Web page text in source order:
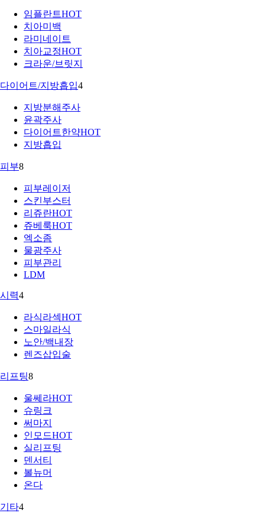
임플란트HOT
치아미백
라미네이트
치아교정HOT
크라운/브릿지
다이어트/지방흡입4
지방분해주사
윤곽주사
다이어트한약HOT
지방흡입
피부8
피부레이저
스킨부스터
리쥬란HOT
쥬베룩HOT
엑소좀
물광주사
피부관리
LDM
시력4
라식라섹HOT
스마일라식
노안/백내장
렌즈삽입술
리프팅8
울쎄라HOT
슈링크
써마지
인모드HOT
실리프팅
덴서티
볼뉴머
온다
기타4